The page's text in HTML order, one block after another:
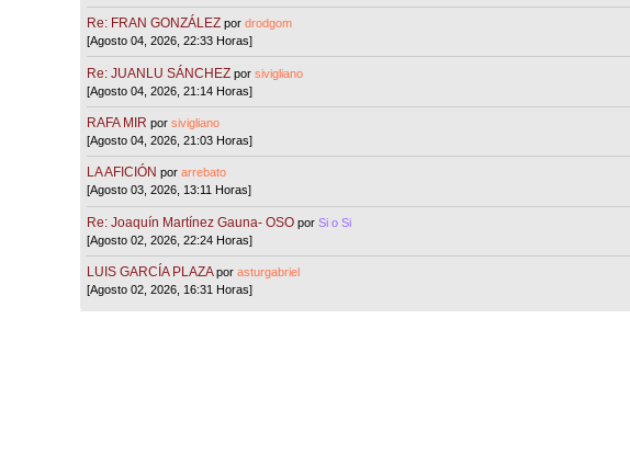
Re: FRAN GONZÁLEZ pordrodgom
[Agosto 04, 2026, 22:33 Horas]
Re: JUANLU SÁNCHEZ porsivigliano
[Agosto 04, 2026, 21:14 Horas]
RAFA MIR porsivigliano
[Agosto 04, 2026, 21:03 Horas]
LA AFICIÓN porarrebato
[Agosto 03, 2026, 13:11 Horas]
Re: Joaquín Martínez Gauna- OSO porSi o Si
[Agosto 02, 2026, 22:24 Horas]
LUIS GARCÍA PLAZA porasturgabriel
[Agosto 02, 2026, 16:31 Horas]